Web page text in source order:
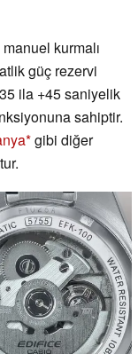
kurmalı
güç rezervi
ila +45 saniyelik
sahiptir.
gibi diğer